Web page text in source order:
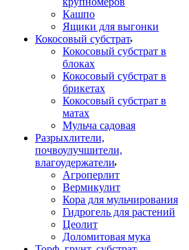
Кашпо
Ящики для выгонки
Кокосовый субстрат
Кокосовый субстрат в
блоках
Кокосовый субстрат в
брикетах
Кокосовый субстрат в
матах
Мульча садовая
Разрыхлители,
почвоулучшители,
влагоудержатели
Агроперлит
Вермикулит
Кора для мульчирования
Гидрогель для растений
Цеолит
Доломитовая мука